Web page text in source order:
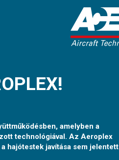
amelyben a
technológiával. Az Aeroplex
hajótestek javítása sem jelentett